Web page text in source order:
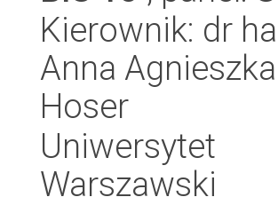
Kierownik: dr
Anna Agnieszka
Hoser
Uniwersytet
Warszawski